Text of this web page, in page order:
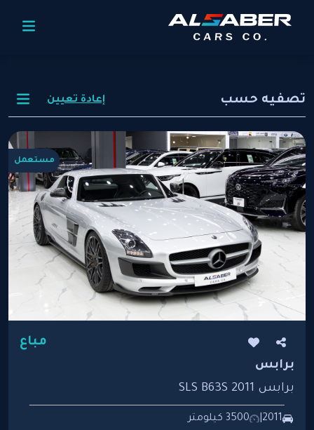
تصفيه حسب إعادة تعيين
مستعمل
مباع
برابس
برابس SLS B63S 2011
2011
| 3500 كيلومتر